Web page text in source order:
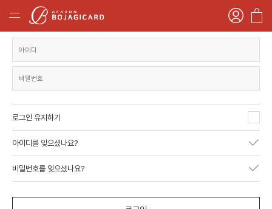
로그인 유지하기
아이디를 잊으셨나요?
비밀번호를 잊으셨나요?